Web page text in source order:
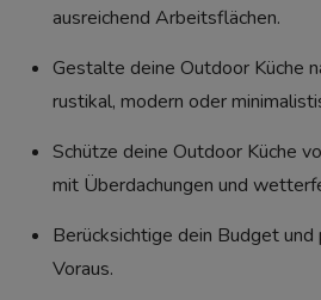
ausreichend Arbeitsflächen.
Gestalte deine Outdoor Küche
rustikal, modern oder
Schütze deine Outdoor Küche
mit Überdachungen und
Berücksichtige dein Budget
Voraus.